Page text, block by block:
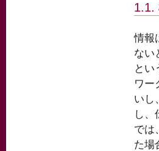
1.1.
情報
ない
とい
ワー
いし
し、
では
た場